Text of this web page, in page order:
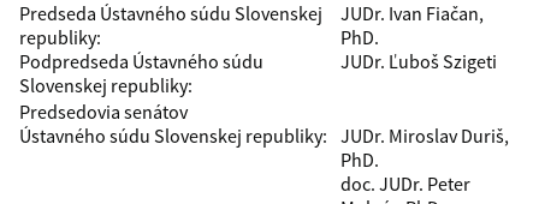
Predseda Ústavného súdu Slovenskej
republiky:
Podpredseda Ústavného súdu
Slovenskej republiky:
JUDr. Ivan Fiačan,
PhD.
JUDr. Ľuboš Szigeti
Predsedovia senátov
Ústavného súdu Slovenskej republiky: JUDr. Miroslav Duriš,
PhD.
doc. JUDr. Peter